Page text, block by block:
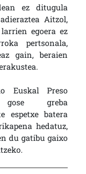
ez ditugula
Aitzol,
egoera ez
pertsonala,
gain, beraien
Euskal Preso
gose greba
espetxe batera
hedatuz,
du gatibu gaixo